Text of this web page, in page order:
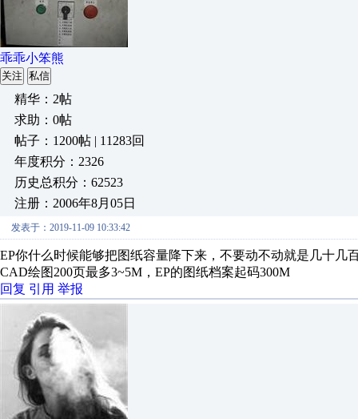
乖乖小笨熊
关注 私信
精华：2帖
求助：0帖
帖子：1200帖 | 11283回
年度积分：2326
历史总积分：62523
注册：2006年8月05日
发表于：2019-11-09 10:33:42
EP你什么时候能够把图纸容量降下来，不要动不动就是几十几
CAD绘图200页最多3~5M，EP的图纸档案起码300M
回复 引用 举报